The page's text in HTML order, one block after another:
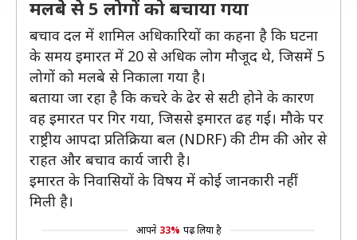
मलबे से 5 लोगों को बचाया गया
बचाव दल में शामिल अधिकारियों का कहना है कि घटना
के समय इमारत में 20 से अधिक लोग मौजूद थे, जिसमें 5
लोगों को मलबे से निकाला गया है।
बताया जा रहा है कि कचरे के ढेर से सटी होने के कारण
वह इमारत पर गिर गया, जिससे इमारत ढह गई। मौके पर
राष्ट्रीय आपदा प्रतिक्रिया बल (NDRF) की टीम की ओर से
राहत और बचाव कार्य जारी है।
इमारत के निवासियों के विषय में कोई जानकारी नहीं
मिली है।
आपने 33% पढ़ लिया है